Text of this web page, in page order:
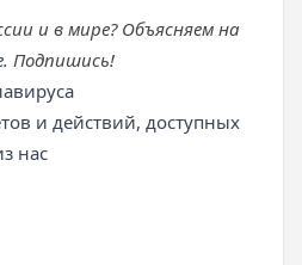
и в мире? Объясняем на
. Подпишись!
и действий, доступных
нас